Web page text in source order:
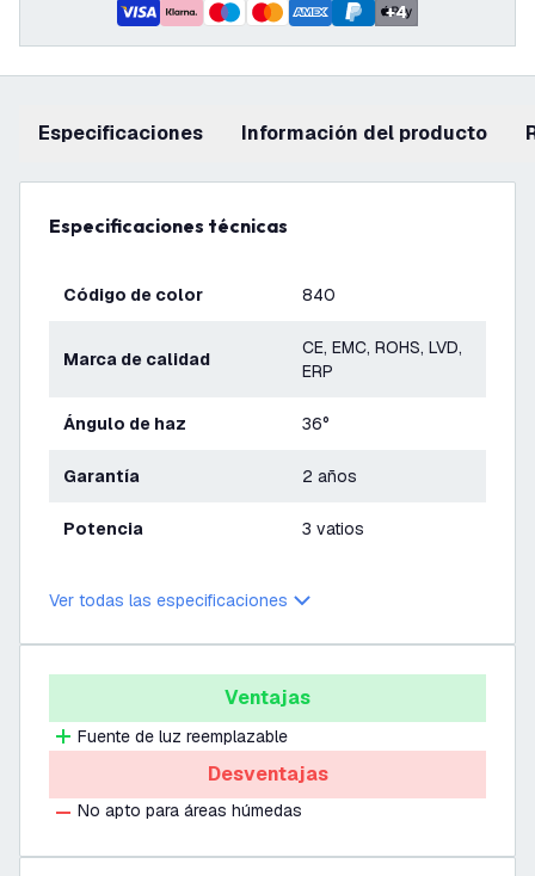
+4
Especificaciones información del producto
Especificaciones técnicas
Código de color 840
Marca de calidad
CE, EMC, ROHS, LVD,
ERP
Ángulo de haz 36°
Garantía 2 años
Potencia 3 vatios
Ver todas las especificaciones
Ventajas
Fuente de luz reemplazable
Desventajas
No apto para áreas húmedas